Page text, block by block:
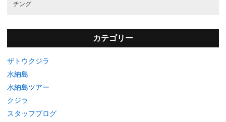
チング
カテゴリー
ザトウクジラ
水納島
水納島ツアー
クジラ
スタッフブログ